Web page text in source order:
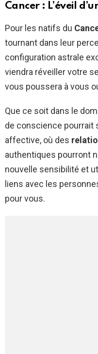
Cancer : L’éveil
Pour les natifs du
tournant dans leur
configuration astrale
viendra réveiller votre
vous poussera à vous
Que ce soit dans le
de conscience pourrait
affective, où des
authentiques pourront
nouvelle sensibilité et
liens avec les
pour vous.